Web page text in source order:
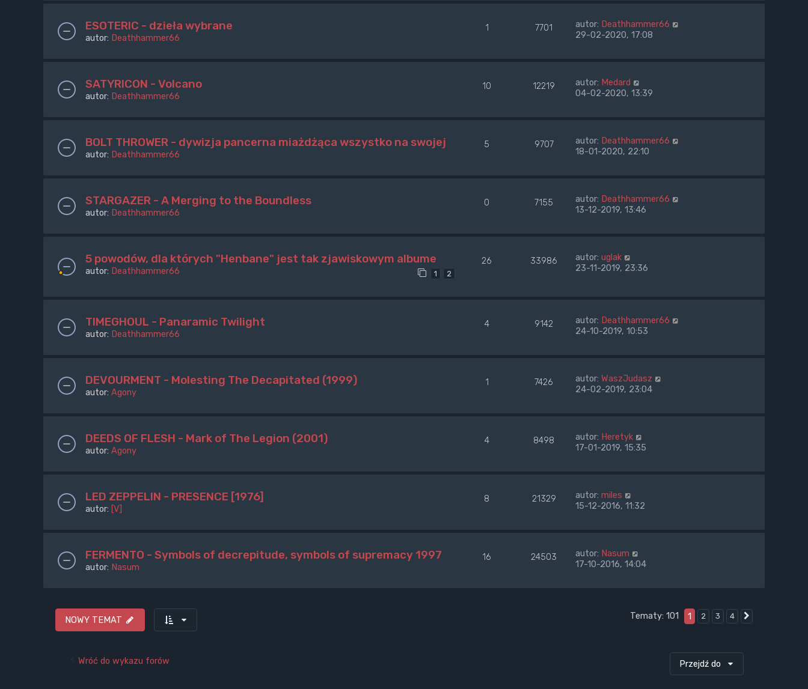
ESOTERIC - dzieła wybrane
autor: Deathhammer66
1 7701 autor: Deathhammer66
29-02-2020, 17:08
SATYRICON - Volcano
autor: Deathhammer66
10 12219 autor: Medard
04-02-2020, 13:39
BOLT THROWER - dywizja pancerna miażdżąca wszystko na swojej
autor: Deathhammer66
5 9707 autor: Deathhammer66
18-01-2020, 22:10
STARGAZER - A Merging to the Boundless
autor: Deathhammer66
0 7155 autor: Deathhammer66
13-12-2019, 13:46
5 powodów, dla których "Henbane" jest tak zjawiskowym albume
autor: Deathhammer66 1 2
26 33986 autor: uglak
23-11-2019, 23:36
TIMEGHOUL - Panaramic Twilight
autor: Deathhammer66
4 9142 autor: Deathhammer66
24-10-2019, 10:53
DEVOURMENT - Molesting The Decapitated (1999)
autor: Agony
1 7426 autor: WaszJudasz
24-02-2019, 23:04
DEEDS OF FLESH - Mark of The Legion (2001)
autor: Agony
4 8498 autor: Heretyk
17-01-2019, 15:35
LED ZEPPELIN - PRESENCE [1976]
autor: [V]
8 21329 autor: miles
15-12-2016, 11:32
FERMENTO - Symbols of decrepitude, symbols of supremacy 1997
autor: Nasum
16 24503 autor: Nasum
17-10-2016, 14:04
NOWY TEMAT Tematy: 101 1 2 3 4
Wróć do wykazu forów Przejdź do